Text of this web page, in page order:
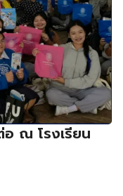
ณ โรงเรียน